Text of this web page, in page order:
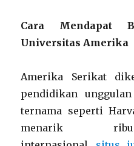
Cara Mendapat
Universitas Amerika
Amerika Serikat
pendidikan
ternama seperti
menarik